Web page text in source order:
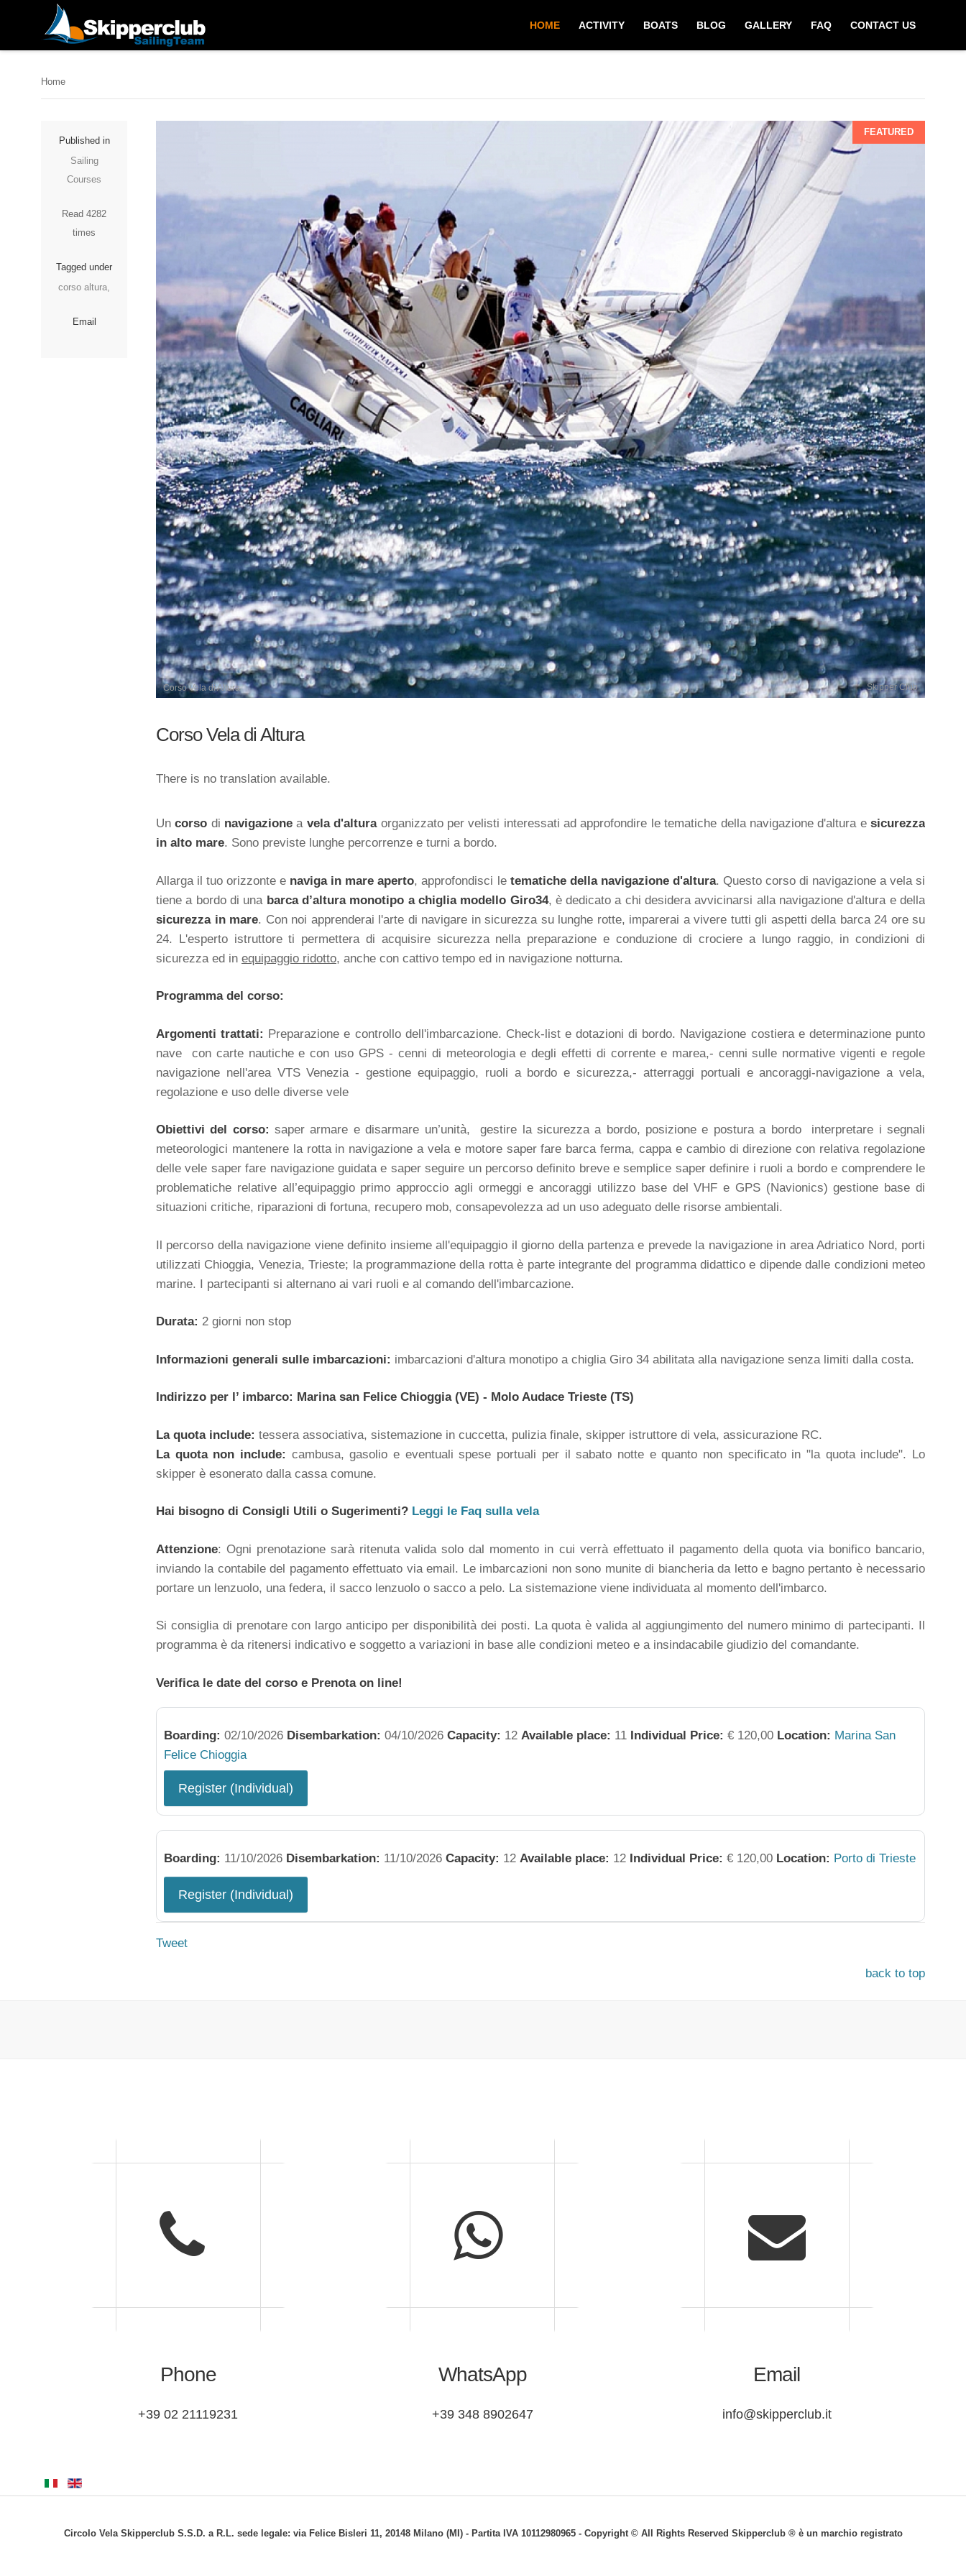
Home
Corso Vela di Altura Skipper Club
Corso Vela di Altura
FEATURED
There is no translation available.
Uncorso di navigazione a vela d'alturaorganizzato per velisti interessati ad approfondire le tematiche della navigazione d'altura esicurezza
in alto mare. Sono previste lunghe percorrenze e turni a bordo.
Allarga il tuo orizzonte e naviga in mare aperto, approfondisci le tematiche della navigazione d'altura. Questo corso di navigazione a vela si
tiene a bordo di una barca d’altura monotipo a chiglia modello Giro34, è dedicato a chi desidera avvicinarsi alla navigazione d'altura e della
sicurezza in mare. Con noi apprenderai l'arte di navigare in sicurezza su lunghe rotte, imparerai a vivere tutti gli aspetti della barca 24 ore su
24. L'esperto istruttore ti permettera di acquisire sicurezza nella preparazione e conduzione di crociere a lungo raggio, in condizioni di
sicurezza ed in equipaggio ridotto, anche con cattivo tempo ed in navigazione notturna.
Programma del corso:
Argomenti trattati: Preparazione e controllo dell'imbarcazione. Check-list e dotazioni di bordo. Navigazione costiera e determinazione punto
nave con carte nautiche e con uso GPS - cenni di meteorologia e degli effetti di corrente e marea,- cenni sulle normative vigenti e regole
navigazione nell'area VTS Venezia - gestione equipaggio, ruoli a bordo e sicurezza,- atterraggi portuali e ancoraggi-navigazione a vela,
regolazione e uso delle diverse vele
Obiettivi del corso: saper armare e disarmare un’unità, gestire la sicurezza a bordo, posizione e postura a bordo interpretare i segnali
meteorologici mantenere la rotta in navigazione a vela e motore saper fare barca ferma, cappa e cambio di direzione con relativa regolazione
delle vele saper fare navigazione guidata e saper seguire un percorso definito breve e semplice saper definire i ruoli a bordo e comprendere le
problematiche relative all’equipaggio primo approccio agli ormeggi e ancoraggi utilizzo base del VHF e GPS (Navionics) gestione base di
situazioni critiche, riparazioni di fortuna, recupero mob, consapevolezza ad un uso adeguato delle risorse ambientali.
Il percorso della navigazione viene definito insieme all'equipaggio il giorno della partenza e prevede la navigazione in area Adriatico Nord, porti
utilizzati Chioggia, Venezia, Trieste; la programmazione della rotta è parte integrante del programma didattico e dipende dalle condizioni meteo
marine. I partecipanti si alternano ai vari ruoli e al comando dell'imbarcazione.
Durata: 2 giorni non stop
Informazioni generali sulle imbarcazioni: imbarcazioni d'altura monotipo a chiglia Giro 34 abilitata alla navigazione senza limiti dalla costa.
Indirizzo per l’ imbarco: Marina san Felice Chioggia (VE) - Molo Audace Trieste (TS)
La quota include: tessera associativa, sistemazione in cuccetta, pulizia finale, skipper istruttore di vela, assicurazione RC.
La quota non include: cambusa, gasolio e eventuali spese portuali per il sabato notte e quanto non specificato in "la quota include". Lo
skipper è esonerato dalla cassa comune.
Hai bisogno di Consigli Utili o Sugerimenti? Leggi le Faq sulla vela
Attenzione: Ogni prenotazione sarà ritenuta valida solo dal momento in cui verrà effettuato il pagamento della quota via bonifico bancario,
inviando la contabile del pagamento effettuato via email. Le imbarcazioni non sono munite di biancheria da letto e bagno pertanto è necessario
portare un lenzuolo, una federa, il sacco lenzuolo o sacco a pelo. La sistemazione viene individuata al momento dell'imbarco.
Si consiglia di prenotare con largo anticipo per disponibilità dei posti. La quota è valida al aggiungimento del numero minimo di partecipanti. Il
programma è da ritenersi indicativo e soggetto a variazioni in base alle condizioni meteo e a insindacabile giudizio del comandante.
Verifica le date del corso e Prenota on line!
Boarding: 02/10/2026 Disembarkation: 04/10/2026 Capacity: 12 Available place: 11 Individual Price: € 120,00 Location: Marina San
Felice Chioggia
Register (Individual )
Boarding: 11/10/2026 Disembarkation: 11/10/2026 Capacity: 12 Available place: 12 Individual Price: € 120,00 Location: Porto di Trieste
Register (Individual)
Published in
Sailing
Courses
Read 4282
times
Tagged under
corso altura,
Email
Tweet
back to top
Phone
+39 02 21119231
WhatsApp
+39 348 8902647
Email
info@skipperclub.it
Circolo Vela Skipperclub S.S.D. a R.L. sede legale: via Felice Bisleri 11, 20148 Milano (MI) - Partita IVA 10112980965 - Copyright © All Rights Reserved Skipperclub ® è un marchio registrato
HOME ACTIVITY BOATS BLOG GALLERY FAQ CONTACT US